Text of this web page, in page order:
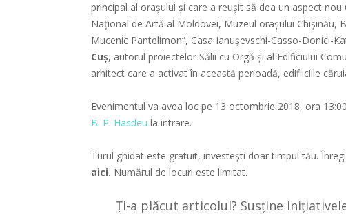
principal al oraşului şi care a reuşit să dea un aspect
Naţional de Artă al Moldovei, Muzeul oraşului Chişinău,
Mucenic Pantelimon”, Casa Ianuşevschi-Casso-Donici-
Cuş, autorul proiectelor Sălii cu Orgă şi al Edificiului
arhitect care a activat în această perioadă, edifiiciile
Evenimentul va avea loc pe 13 octombrie 2018, ora
B. P. Hasdeu la intrare.
Turul ghidat este gratuit, investești doar timpul tău.
aici. Numărul de locuri este limitat.
Ți-a plăcut articolul? Susține